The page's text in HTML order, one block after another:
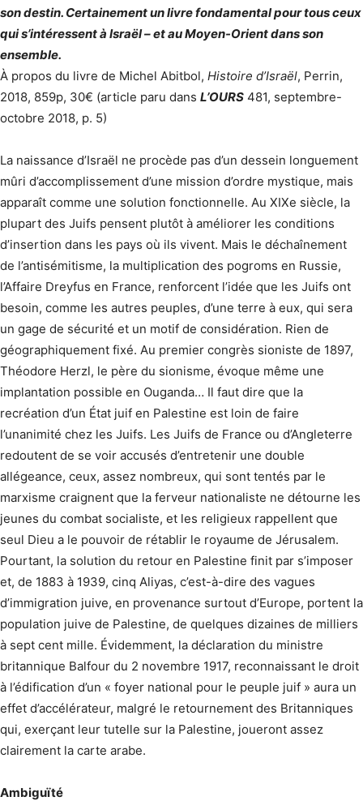
son destin. Certainement un livre fondamental pour tous ceux
qui s’intéressent à Israël – et au Moyen-Orient dans son
ensemble.
À propos du livre de Michel Abitbol, Histoire d’Israël, Perrin,
2018, 859p, 30€ (article paru dans L’OURS 481, septembre-
octobre 2018, p. 5)
La naissance d’Israël ne procède pas d’un dessein longuement
mûri d’accomplis­sement d’une mission d’ordre mystique, mais
apparaît comme une solution fonctionnelle. Au XIXe siècle, la
plupart des Juifs pensent plutôt à améliorer les conditions
d’insertion dans les pays où ils vivent. Mais le déchaînement
de l’antisémitisme, la multiplication des pogroms en Russie,
l’Affaire Dreyfus en France, renforcent l’idée que les Juifs ont
besoin, comme les autres peuples, d’une terre à eux, qui sera
un gage de sécurité et un motif de considération. Rien de
géographiquement fixé. Au premier congrès sioniste de 1897,
Théodore Herzl, le père du sionisme, évoque même une
implantation possible en Ouganda… Il faut dire que la
recréation d’un État juif en Palestine est loin de faire
l’unanimité chez les Juifs. Les Juifs de France ou d’Angleterre
redoutent de se voir accusés d’entretenir une double
allégeance, ceux, assez nombreux, qui sont tentés par le
marxisme craignent que la ferveur nationaliste ne détourne les
jeunes du combat socialiste, et les religieux rappellent que
seul Dieu a le pouvoir de rétablir le royaume de Jérusalem.
Pourtant, la solution du retour en Palestine finit par s’imposer
et, de 1883 à 1939, cinq Aliyas, c’est-à-dire des vagues
d’immigration juive, en provenance surtout d’Europe, portent la
population juive de Palestine, de quelques dizaines de milliers
à sept cent mille. Évidemment, la déclaration du ministre
britannique Balfour du 2 novembre 1917, reconnaissant le droit
à l’édifi­cation d’un « foyer national pour le peuple juif » aura un
effet d’accélérateur, malgré le retournement des Britanniques
qui, exerçant leur tutelle sur la Palestine, joueront assez
clairement la carte arabe.
Ambiguïté